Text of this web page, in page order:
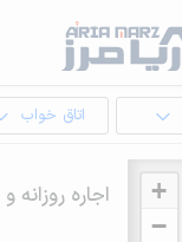
اتاق خواب
+
−
اجاره